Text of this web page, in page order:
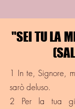
"SEI TU LA
"SEI TU LA
1 In te, Signore,
sarò deluso.
2 Per la tua